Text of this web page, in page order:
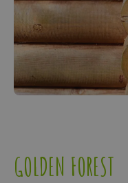
GOLDEN FOREST